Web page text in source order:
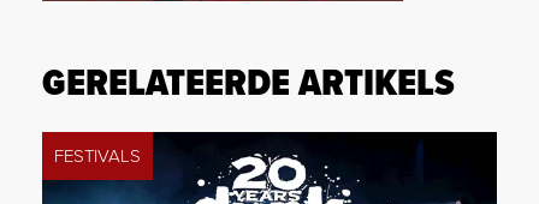
GERELATEERDE ARTIKELS
FESTIVALS